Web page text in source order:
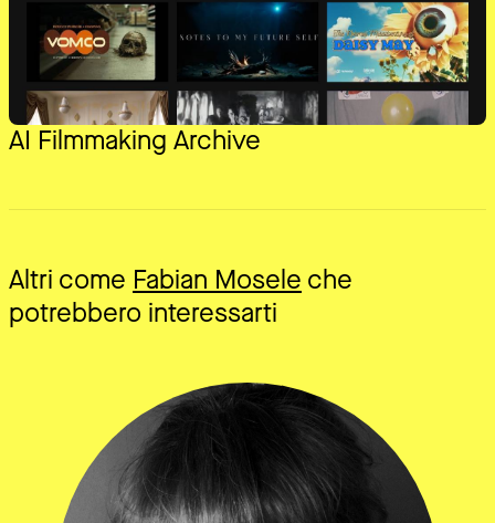
AI Filmmaking Archive
Altri come Fabian Mosele che
potrebbero interessarti